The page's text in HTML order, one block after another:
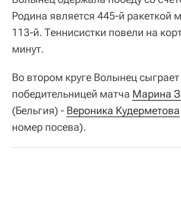
Родина является 445-й ракеткой
113-й. Теннисистки повели на
минут.
Во втором круге Волынец сыграет
победительницей матча Марина
(Бельгия) - Вероника Кудерметова
номер посева).